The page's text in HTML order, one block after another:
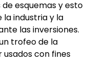
esquemas y esto
la industria y la
las inversiones.
trofeo de la
con fines